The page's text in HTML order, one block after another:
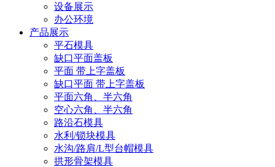
设备展示
办公环境
产品展示
平石模具
缺口平面盖板
平面 带上字盖板
缺口平面 带上字盖板
平面六角、半六角
空心六角、半六角
路沿石模具
水利/锁块模具
水沟/路肩/L型台帽模具
拱形骨架模具